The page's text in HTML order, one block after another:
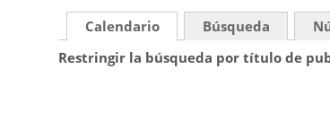
Calendario Búsqueda
Restringir la búsqueda por título de